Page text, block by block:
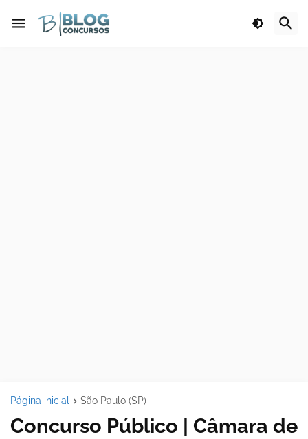
Página inicial São Paulo (SP)
Concurso Público | Câmara de